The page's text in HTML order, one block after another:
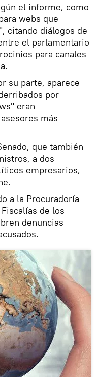
el informe, como
webs que
citando diálogos de
el parlamentario
para canales
su parte, aparece
por
eran
más
que también
a dos
empresarios,
a la Procuradoría
de los
denuncias